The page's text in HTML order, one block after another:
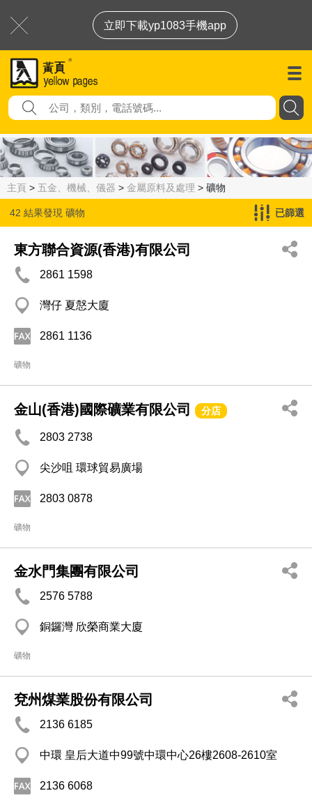
立即下載yp1083手機app
主頁 > 五金、機械、儀器 > 金屬原料及處理 > 礦物
42 結果發現 礦物 已篩選
東方聯合資源(香港)有限公司
2861 1598
灣仔 夏慤大廈
2861 1136
礦物
金山(香港)國際礦業有限公司 分店
2803 2738
尖沙咀 環球貿易廣場
2803 0878
礦物
金水門集團有限公司
2576 5788
銅鑼灣 欣榮商業大廈
礦物
兗州煤業股份有限公司
2136 6185
中環 皇后大道中99號中環中心26樓2608-2610室
2136 6068